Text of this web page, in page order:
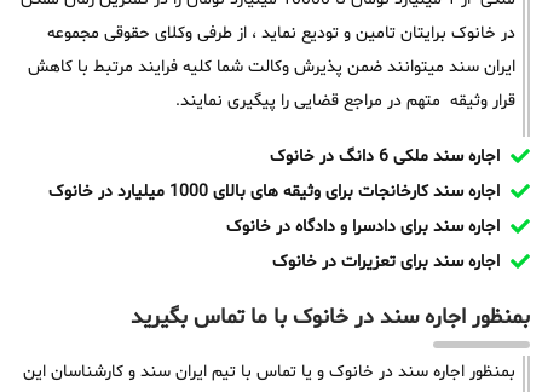
در خانوک برایتان تامین و تودیع نماید ، از طرفی وکلای حقوقی مجموعه
ایران سند میتوانند ضمن پذیرش وکالت شما کلیه فرایند مرتبط با کاهش
قرار وثیقه متهم در مراجع قضایی را پیگیری نمایند.
اجاره سند ملکی 6 دانگ در خانوک
اجاره سند کارخانجات برای وثیقه های بالای 1000 میلیارد در خانوک
اجاره سند برای دادسرا و دادگاه در خانوک
اجاره سند برای تعزیرات در خانوک
بمنظور اجاره سند در خانوک با ما تماس بگیرید
بمنظور اجاره سند در خانوک و یا تماس با تیم ایران سند و کارشناسان این